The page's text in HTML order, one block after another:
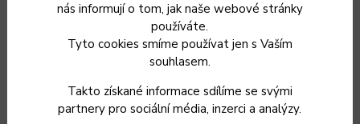
nás informují o tom, jak naše webové stránky
používáte.
Tyto cookies smíme používat jen s Vaším
souhlasem.
Takto získané informace sdílíme se svými
partnery pro sociální média, inzerci a analýzy.
vhodné do myčky na nádobí
ano
Ze smaltu se v průběhu vaření (pečení) neuvolňují žádné
toxické látky, proto si jídlo zachová všechny svoje přírodní
Smaltované nádobí je zdravotně nezávadné a je tou nejlepší